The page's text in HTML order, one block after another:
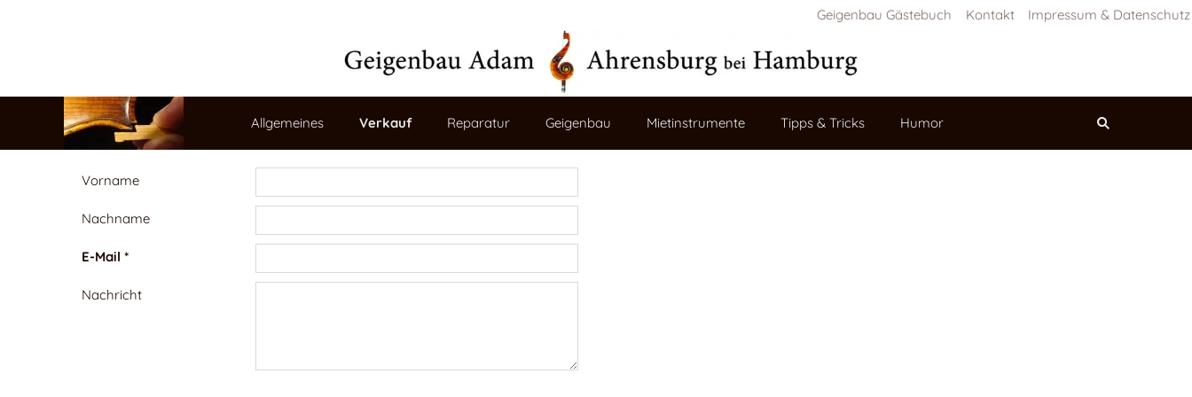
Geigenbau Gästebuch Kontakt Impressum & Datenschutz
Allgemeines Verkauf Reparatur Geigenbau Mietinstrumente Tipps & Tricks Humor
Vorname
Nachname
E-Mail *
Nachricht